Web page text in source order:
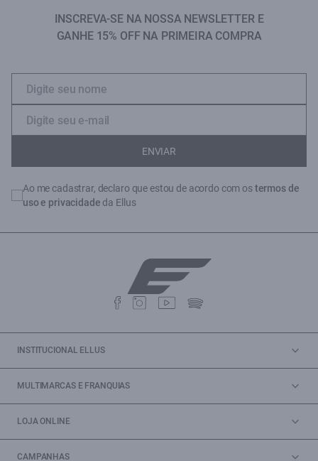
INSCREVA-SE NA NOSSA NEWSLETTER E
GANHE 15% OFF NA PRIMEIRA COMPRA
ENVIAR
Ao me cadastrar, declaro que estou de acordo com ostermos de
uso e privacidade da Ellus
INSTITUCIONAL ELLUS
MULTIMARCAS E FRANQUIAS
LOJA ONLINE
CAMPANHAS